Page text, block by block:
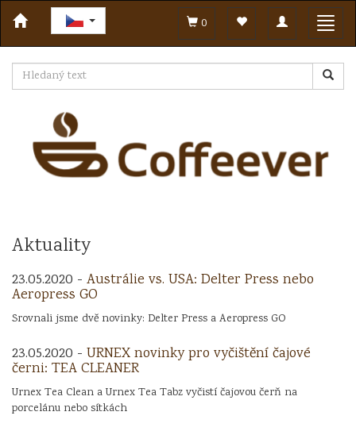
Toggle
navigation
0
Aktuality
23.05.2020 - Austrálie vs. USA: Delter Press nebo
Aeropress GO
Srovnali jsme dvě novinky: Delter Press a Aeropress GO
23.05.2020 - URNEX novinky pro vyčištění čajové
černi: TEA CLEANER
Urnex Tea Clean a Urnex Tea Tabz vyčistí čajovou čerň na
porcelánu nebo sítkách